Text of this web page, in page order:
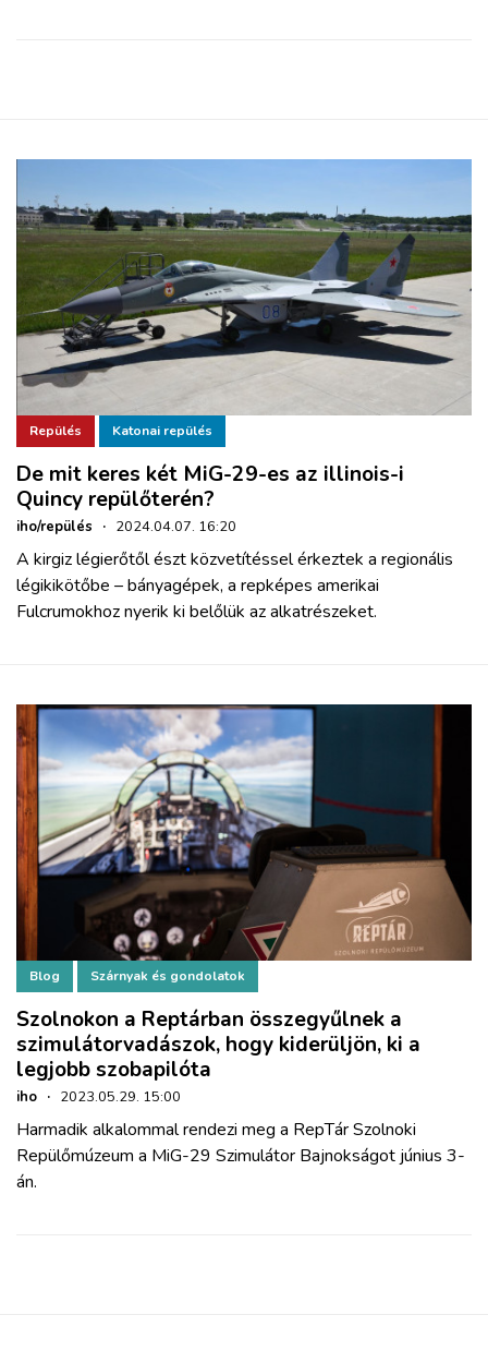
BELÉPÉS
REGISZTRÁCIÓ
Repülés Katonai repülés
De mit keres két MiG-29-es az illinois-i
Quincy repülőterén?
iho/repülés · 2024.04.07. 16:20
A kirgiz légierőtől észt közvetítéssel érkeztek a regionális
légikikötőbe – bányagépek, a repképes amerikai
Fulcrumokhoz nyerik ki belőlük az alkatrészeket.
Blog Szárnyak és gondolatok
Szolnokon a Reptárban összegyűlnek a
szimulátorvadászok, hogy kiderüljön, ki a
legjobb szobapilóta
iho · 2023.05.29. 15:00
Harmadik alkalommal rendezi meg a RepTár Szolnoki
Repülőmúzeum a MiG-29 Szimulátor Bajnokságot június 3-
án.